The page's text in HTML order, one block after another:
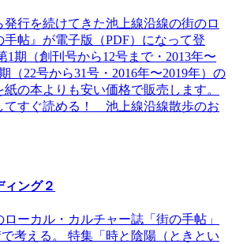
発行を続けてきた池上線沿線の街のロ
手帖』が電子版（PDF）になって登
1期（創刊号から12号まで・2013年〜
（22号から31号・2016年〜2019年）の
紙の本よりも安い価格で販売します。
てすぐ読める！ 池上線沿線散歩のお
ィング２
ーカル・カルチャー誌「街の手帖」
考える。 特集「時と陰陽（ときとい